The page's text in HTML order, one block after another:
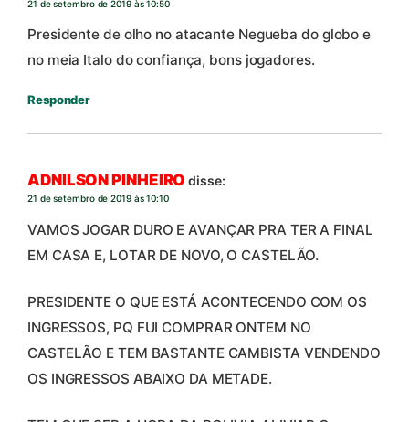
21 de setembro de 2019 às 10:50
Presidente de olho no atacante Negueba do globo e
no meia Italo do confiança, bons jogadores.
Responder
ADNILSON PINHEIRO disse:
21 de setembro de 2019 às 10:10
VAMOS JOGAR DURO E AVANÇAR PRA TER A FINAL
EM CASA E, LOTAR DE NOVO, O CASTELÃO.
PRESIDENTE O QUE ESTÁ ACONTECENDO COM OS
INGRESSOS, PQ FUI COMPRAR ONTEM NO
CASTELÃO E TEM BASTANTE CAMBISTA VENDENDO
OS INGRESSOS ABAIXO DA METADE.